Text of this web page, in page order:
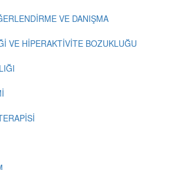
VE DANIŞMA
VE HİPERAKTİVİTE BOZUKLUĞU